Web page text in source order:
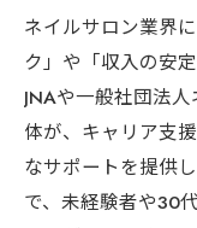
ネイルサロン業界
ク」や「収入の安
JNAや一般社団法
体が、キャリア支
なサポートを提供
で、未経験者や30